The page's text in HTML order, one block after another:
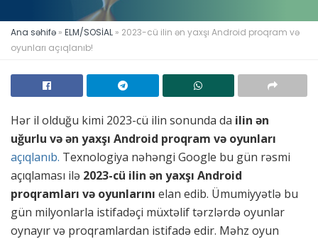
Ana səhifə » ELM/SOSİAL » 2023-cü ilin ən yaxşı Android proqram və
oyunları açıqlanıb!
Hər il olduğu kimi 2023-cü ilin sonunda da ilin ən
uğurlu və ən yaxşı Android proqram və oyunları
açıqlanıb. Texnologiya nəhəngi Google bu gün rəsmi
açıqlaması ilə 2023-cü ilin ən yaxşı Android
proqramları və oyunlarını elan edib. Ümumiyyətlə bu
gün milyonlarla istifadəçi müxtəlif tərzlərdə oyunlar
oynayır və proqramlardan istifadə edir. Məhz oyun